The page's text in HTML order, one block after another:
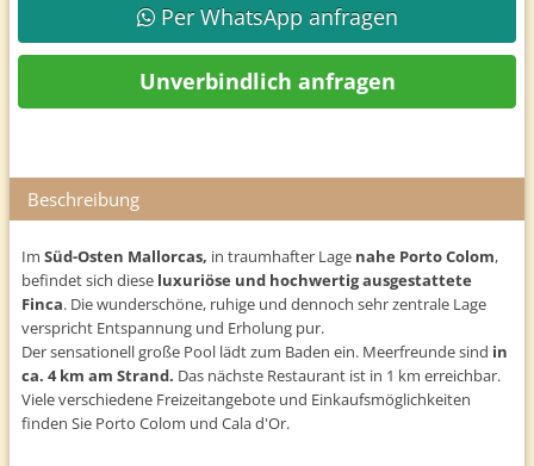
Per WhatsApp anfragen
Unverbindlich anfragen
Beschreibung
Im Süd-Osten Mallorcas, in traumhafter Lage nahe Porto Colom,
befindet sich diese luxuriöse und hochwertig ausgestattete
Finca. Die wunderschöne, ruhige und dennoch sehr zentrale Lage
verspricht Entspannung und Erholung pur.
Der sensationell große Pool lädt zum Baden ein. Meerfreunde sind in
ca. 4 km am Strand. Das nächste Restaurant ist in 1 km erreichbar.
Viele verschiedene Freizeitangebote und Einkaufsmöglichkeiten
finden Sie Porto Colom und Cala d'Or.